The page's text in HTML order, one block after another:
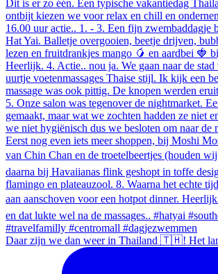
Daar zijn we dan weer in Thailand 🇹🇭! Het